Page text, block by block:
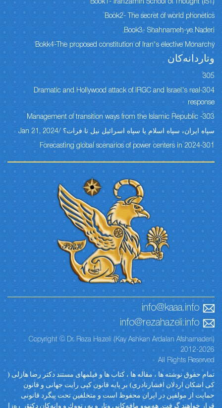
Book1- Iranzamin School of Thought (IST)
Book2- The secret of world phonetics
Book3- Shahnameh-ye Naderi
Bokk4-The proposed constitution of Iran's elective Monarchy
وتاردانەكان
305
304-Dramatic and Hollywood attack of IRGC and Israel's real
response
303- Management of transition ways from the Islamic Republic
سپاه ایران، سپاه اسلام یا سپاه اسرائیل نیل تا فرات؟ /Jan 21, 2024
301-Forecasting global scenarios of power centers in 2024
info@kaaa.info
info@rezahazeli.info
Copyright © Dr. Reza Hazeli (Kay Ashkan Ardalan Afsharnaderi)
2012-2026
All Rights Reserved
تمام حقوق نوشته ها ، مقاله ها ، کتاب ها و فیلمهای مستند دکتر رضا هازلی (
کی اشکان اردلان افشارنادری) بر پایه قانون کپی رایت جهانی و قانون
حمایت از مولفین در ایران محفوظ است و متخلفین تحت پیگرد قانونی
قرار خواهند گرفت. ‎هەموو مافەکانی وتار و پەڕتووك و وانەکان دکتۆر ڕەزا